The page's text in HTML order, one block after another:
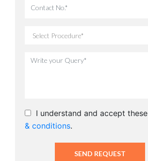
I understand and accept these
& conditions.